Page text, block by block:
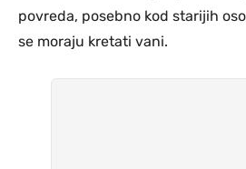
povreda, posebno kod starijih
se moraju kretati vani.